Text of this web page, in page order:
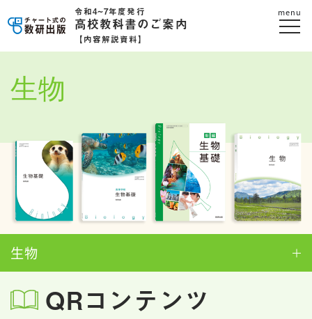
令和4~7年度発行
高校教科書のご案内
【内容解説資料】
menu
生物
生物
QRコンテンツ